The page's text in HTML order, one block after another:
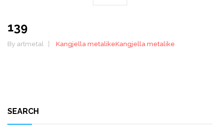
139
By artmetal Kangjella metalikeKangjella metalike
SEARCH